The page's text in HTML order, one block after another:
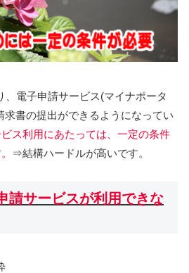
、電子申請サービス(マイナポータ
求書の提出ができるようになってい
ス利用にあたっては、一定の条件
⇒結構ハードルが高いです。
サービスが利用できな